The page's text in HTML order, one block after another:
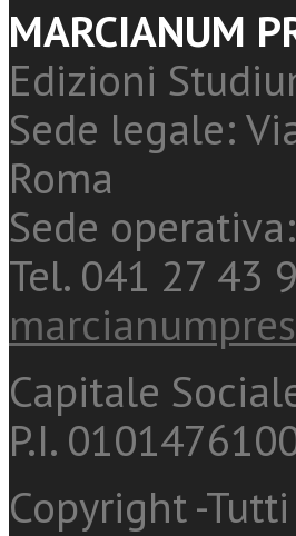
MARCIANUM
Edizioni
Sede legale:
Roma
Sede
Tel. 041 27 43
Capitale
P.I.
Copyright -